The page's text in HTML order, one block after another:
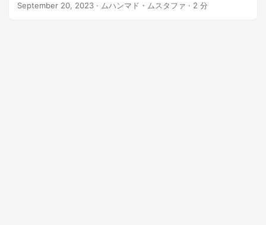
September 20, 2023 · ムハンマド・ムスタファ · 2 分